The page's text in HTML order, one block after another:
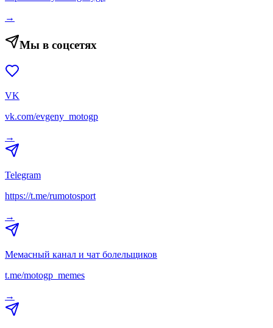
→
Мы в соцсетях
VK
vk.com/evgeny_motogp
→
Telegram
https://t.me/rumotosport
→
Мемасный канал и чат болельщиков
t.me/motogp_memes
→